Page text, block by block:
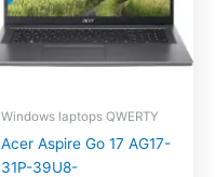
Windows laptops QWERTY
Acer Aspire Go 17 AG17-
31P-39U8-